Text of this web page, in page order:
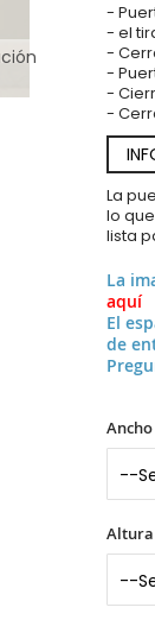
-
- el
-
-
-
-
La
lo
lista
La
aquí
El
de
Altura